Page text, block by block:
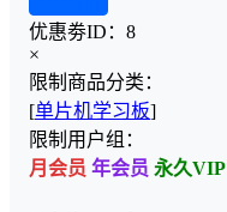
优惠劵ID： 8
×
限制商品分类：
[单片机学习板]
限制用户组：
月会员 年会员 永久VIP